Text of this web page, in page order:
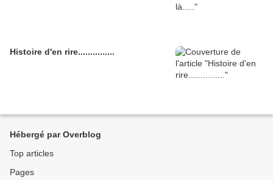
Histoire d'en rire...............
Hébergé par Overblog
Top articles
Pages